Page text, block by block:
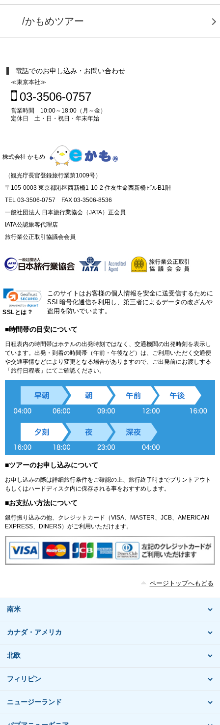
/かもめツアー
電話でのお申し込み・お問い合わせ
≪東京本社≫
03-3506-0757
営業時間 10:00～18:00（月～金）
定休日 土・日・祝日・年末年始
株式会社 かもめ
（観光庁長官登録旅行業第1009号）
〒105-0003 東京都港区西新橋1-10-2 住友生命西新橋ビルB1階
TEL 03-3506-0757 FAX 03-3506-8536
一般社団法人 日本旅行業協会（JATA）正会員
IATA公認旅客代理店
旅行業公正取引協議会会員
SSLとは？
このサイトはお客様の個人情報を安全に送受信するために
SSL暗号化通信を利用し、第三者によるデータの改ざんや
盗用を防いでいます。
■時間帯の目安について
日程表内の時間帯はホテルの出発時刻ではなく、交通機関の出発時刻を表示し
ています。出発・到着の時間帯（午前・午後など）は、ご利用いただく交通便
や交通事情などにより変更となる場合がありますので、ご出発前にお渡しする
「旅行日程表」にてご確認ください。
■ツアーのお申し込みについて
お申し込みの際は詳細旅行条件をご確認の上、旅行終了時までプリントアウト
もしくはハードディスク内に保存される事をおすすめします。
■お支払い方法について
銀行振り込みの他、クレジットカード（VISA、MASTER、JCB、AMERICAN
EXPRESS、DINERS）がご利用いただけます。
ページトップへもどる
南米
カナダ・アメリカ
北欧
フィリピン
ニュージーランド